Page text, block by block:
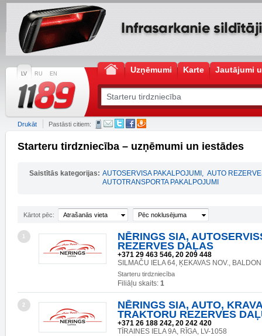
LV RU EN Uzņēmumi Karte Jautājumi
Drukāt Pastāsti citiem:
Starteru tirdzniecība – uzņēmumi un iestādes
Saistītās kategorijas: AUTOSERVISA PAKALPOJUMI , AUTO
AUTOTRANSPORTA PAKALPOJUMI
Kārtot pēc: Atrašanās vieta Pēc noklusējuma
1
NĒRINGS SIA,
REZERVES DAĻAS
+371 29 463 546, 20 209 448
SILMAČU IELA 64, ĶEKAVAS NOV.,
Starteru tirdzniecība
Filiāļu skaits: 1
2
NĒRINGS SIA, AUTO,
TRAKTORU REZERVES
+371 26 188 242, 20 242 420
TĪRAINES IELA 9A, RĪGA, LV-1058